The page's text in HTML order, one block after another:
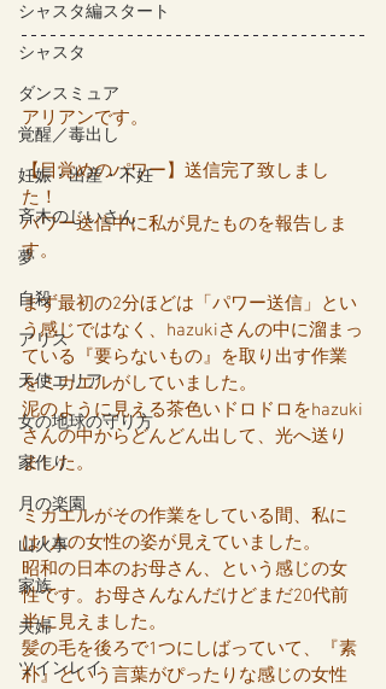
シャスタ編スタート
シャスタ
ダンスミュア
覚醒／毒出し
妊娠・出産・不妊
斉木のじいさん
夢
自殺
アリス
天使エリア
女の地球の守り方
家作り
月の楽園
山火事
家族
夫婦
ツインレイ
アリアンです。
【目覚めのパワー】送信完了致しまし
た！
パワー送信中に私が見たものを報告しま
す。
まず最初の2分ほどは「パワー送信」とい
う感じではなく、hazukiさんの中に溜まっ
ている『要らないもの』を取り出す作業
をミカエルがしていました。
泥のように見える茶色いドロドロをhazuki
さんの中からどんどん出して、光へ送り
ました。
ミカエルがその作業をしている間、私に
は1人の女性の姿が見えていました。
昭和の日本のお母さん、という感じの女
性です。お母さんなんだけどまだ20代前
半に見えました。
髪の毛を後ろで1つにしばっていて、『素
朴』という言葉がぴったりな感じの女性